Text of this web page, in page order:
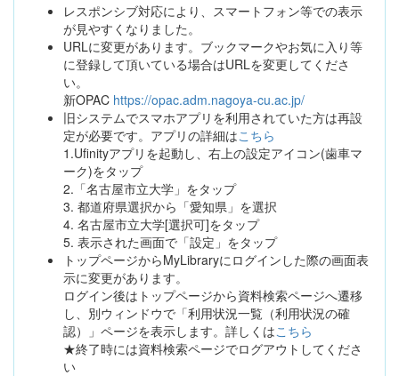
レスポンシブ対応により、スマートフォン等での表示
が見やすくなりました。
URLに変更があります。ブックマークやお気に入り等
に登録して頂いている場合はURLを変更してくださ
い。
新OPAC https://opac.adm.nagoya-cu.ac.jp/
旧システムでスマホアプリを利用されていた方は再設
定が必要です。アプリの詳細はこちら
1.Ufinityアプリを起動し、右上の設定アイコン(歯車マ
ーク)をタップ
2.「名古屋市立大学」をタップ
3. 都道府県選択から「愛知県」を選択
4. 名古屋市立大学[選択可]をタップ
5. 表示された画面で「設定」をタップ
トップページからMyLibraryにログインした際の画面表
示に変更があります。
ログイン後はトップページから資料検索ページへ遷移
し、別ウィンドウで「利用状況一覧（利用状況の確
認）」ページを表示します。詳しくはこちら
★終了時には資料検索ページでログアウトしてくださ
い